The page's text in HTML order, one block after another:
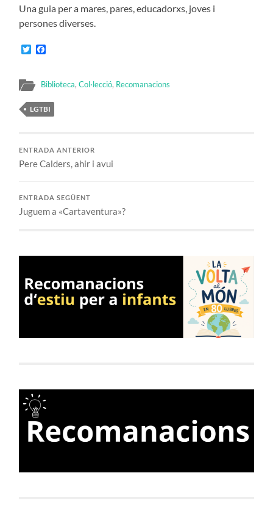
Una guia per a mares, pares, educadorxs, joves i
persones diverses.
Twitter
Biblioteca,Col·lecció, Recomanacions
LGTBI
ENTRADA ANTERIOR
Pere Calders, ahir i avui
ENTRADA SEGÜENT
Juguem a «Cartaventura»?